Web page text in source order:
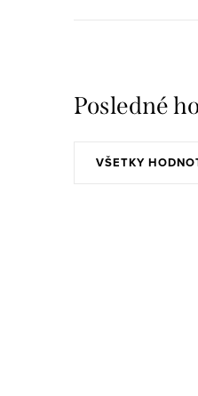
Posledné
VŠETKY